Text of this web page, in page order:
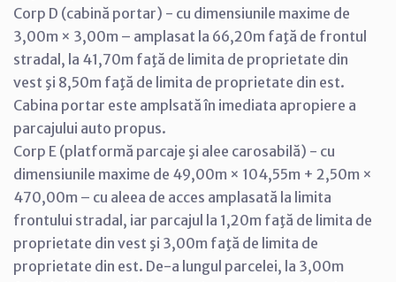
Corp D (cabină portar) - cu dimensiunile maxime de
3,00m × 3,00m – amplasat la 66,20m faţă de frontul
stradal, la 41,70m faţă de limita de proprietate din
vest şi 8,50m faţă de limita de proprietate din est.
Cabina portar este amplsată în imediata apropiere a
parcajului auto propus.
Corp E (platformă parcaje şi alee carosabilă) - cu
dimensiunile maxime de 49,00m × 104,55m + 2,50m ×
470,00m – cu aleea de acces amplasată la limita
frontului stradal, iar parcajul la 1,20m faţă de limita de
proprietate din vest şi 3,00m faţă de limita de
proprietate din est. De-a lungul parcelei, la 3,00m